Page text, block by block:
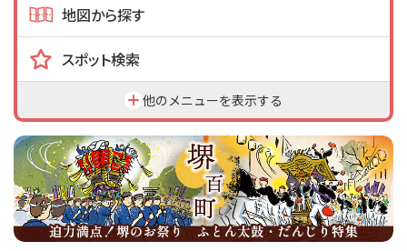
お問い合わせ
ようこそ堺へ！
地図から探す
スポット検索
地図から探す
スポット検索
他のメニューを表示する